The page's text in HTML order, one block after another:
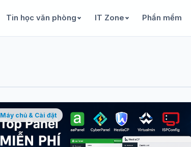
Tin học văn phòng IT Zone Phần mềm
Máy chủ & Cài đặt